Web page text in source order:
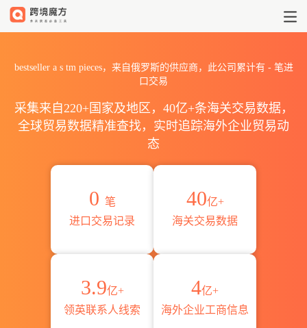
bestseller a s tm pieces，来自俄罗斯的供应商，此公司累计有 -笔进
口交易
采集来自220+国家及地区，40亿+条海关交易数据，
全球贸易数据精准查找，实时追踪海外企业贸易动
态
0 笔
进口交易记录
40亿+
海关交易数据
3.9亿+
领英联系人线索
4亿+
海外企业工商信息